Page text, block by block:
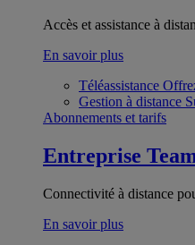
Accès et assistance à
En savoir plus
Téléassistance
Gestion à distance
Abonnements et tarifs
Entreprise
Connectivité à distance
En savoir plus